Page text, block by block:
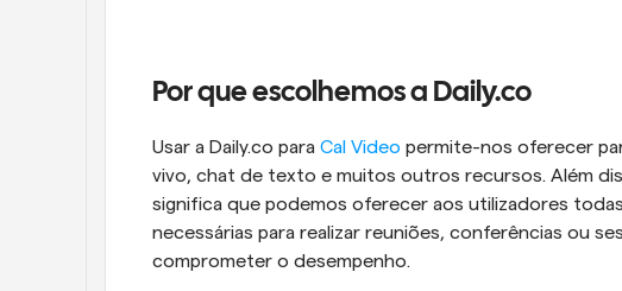
Por que escolhemos a Daily.co
Usar a Daily.co para Cal Video permite-nos oferecer
vivo, chat de texto e muitos outros recursos. Além
significa que podemos oferecer aos utilizadores
necessárias para realizar reuniões, conferências ou
comprometer o desempenho.